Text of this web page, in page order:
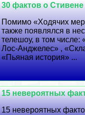
30 фактов о
Помимо «Ходячих
также появлялся в
телешоу, в том числе:
Лос-Анджелес» ,
«Пьяная история» ...
15 невероятных
15 невероятных